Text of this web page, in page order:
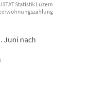
Statistik Luzern
Juni nach